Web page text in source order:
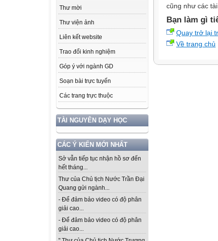
Thư mời
Thư viện ảnh
Liên kết website
Trao đổi kinh nghiệm
Góp ý với ngành GD
Soạn bài trực tuyến
Các trang trực thuộc
TÀI NGUYÊN DẠY HỌC
CÁC Ý KIẾN MỚI NHẤT
Sở vẫn tiếp tục nhận hồ sơ đến
hết tháng...
Thư của Chủ tịch Nước Trần Đại
Quang gửi ngành...
- Để đảm bảo video có độ phân
giải cao...
- Để đảm bảo video có độ phân
giải cao...
cũng như các
Bạn làm gì
Quay trở lại
Về trang chủ